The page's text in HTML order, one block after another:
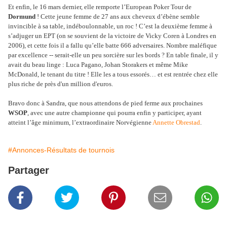
Et enfin, le 16 mars dernier, elle remporte l’European Poker Tour de
Dormund ! Cette jeune femme de 27 ans aux cheveux d’ébène semble
invincible à sa table, indéboulonnable, un roc ! C’est la deuxième femme à
s’adjuger un EPT (on se souvient de la victoire de Vicky Coren à Londres en
2006), et cette fois il a fallu qu’elle batte 666 adversaires. Nombre maléfique
par excellence -- serait-elle un peu sorcière sur les bords ? En table finale, il y
avait du beau linge : Luca Pagano, Johan Storakers et même Mike
McDonald, le tenant du titre ! Elle les a tous essorés… et est rentrée chez elle
plus riche de près d'un million d'euros.
Bravo donc à Sandra, que nous attendons de pied ferme aux prochaines
WSOP, avec une autre championne qui pourra enfin y participer, ayant
atteint l’âge minimum, l’extraordinaire NorvégienneAnnette Obrestad.
#Annonces-Résultats de tournois
Partager